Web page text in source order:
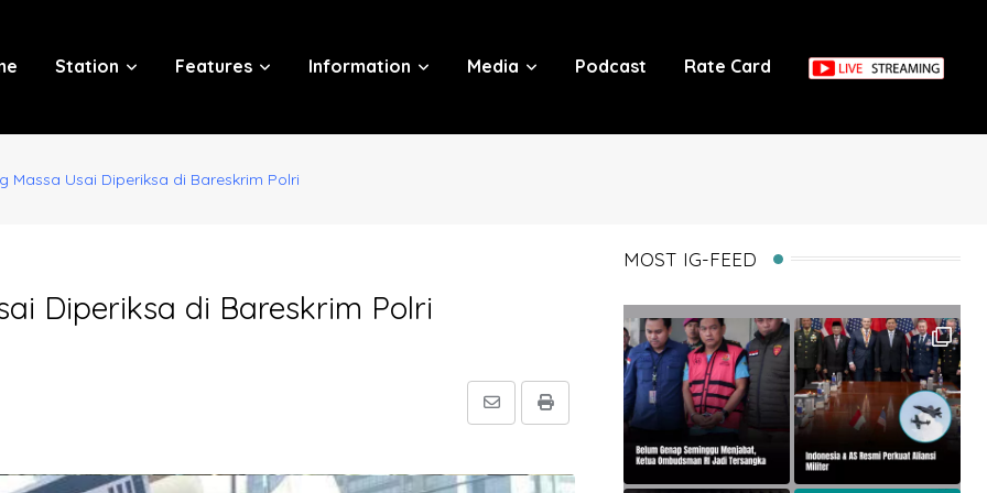
Station Features Information Media Podcast Rate Card
Massa Usai Diperiksa di Bareskrim Polri
Diperiksa di Bareskrim Polri
Print
Share
MOST IG-FEED